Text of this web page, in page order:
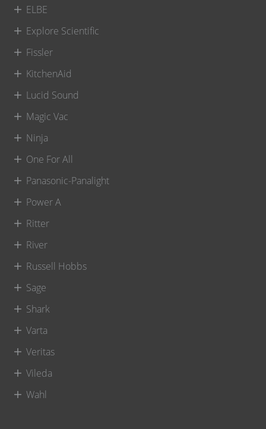
ELBE
Explore Scientific
Fissler
KitchenAid
Lucid Sound
Magic Vac
Ninja
One For All
Panasonic-Panalight
Power A
Ritter
River
Russell Hobbs
Sage
Shark
Varta
Veritas
Vileda
Wahl